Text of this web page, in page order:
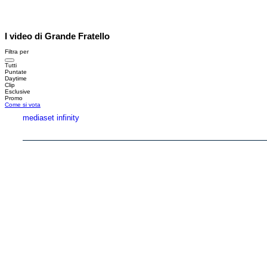
I video di Grande Fratello
Filtra per
Tutti
Puntate
Daytime
Clip
Esclusive
Promo
Come si vota
mediaset infinity